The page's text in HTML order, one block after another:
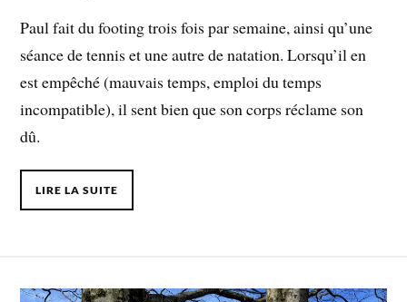
Paul fait du footing trois fois par semaine, ainsi qu’une
séance de tennis et une autre de natation. Lorsqu’il en
est empêché (mauvais temps, emploi du temps
incompatible), il sent bien que son corps réclame son
dû.
LIRE LA SUITE